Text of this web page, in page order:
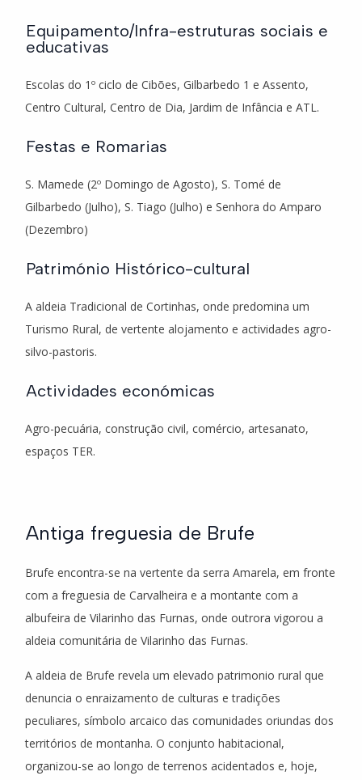
Equipamento/Infra-estruturas sociais e
educativas
Escolas do 1º ciclo de Cibões, Gilbarbedo 1 e Assento,
Centro Cultural, Centro de Dia, Jardim de Infância e ATL.
Festas e Romarias
S. Mamede (2º Domingo de Agosto), S. Tomé de
Gilbarbedo (Julho), S. Tiago (Julho) e Senhora do Amparo
(Dezembro)
Património Histórico-cultural
A aldeia Tradicional de Cortinhas, onde predomina um
Turismo Rural, de vertente alojamento e actividades agro-
silvo-pastoris.
Actividades económicas
Agro-pecuária, construção civil, comércio, artesanato,
espaços TER.
Antiga freguesia de Brufe
Brufe encontra-se na vertente da serra Amarela, em fronte
com a freguesia de Carvalheira e a montante com a
albufeira de Vilarinho das Furnas, onde outrora vigorou a
aldeia comunitária de Vilarinho das Furnas.
A aldeia de Brufe revela um elevado patrimonio rural que
denuncia o enraizamento de culturas e tradições
peculiares, símbolo arcaico das comunidades oriundas dos
territórios de montanha. O conjunto habitacional,
organizou-se ao longo de terrenos acidentados e, hoje,